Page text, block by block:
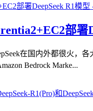
部署
在国内外都很火，
Bedrock Marke...